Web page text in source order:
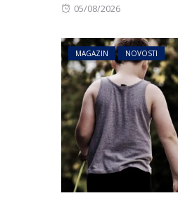
Posted
05/08/2026
MAGAZIN NOVOSTI